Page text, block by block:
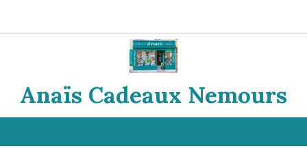
Anaïs Cadeaux Nemours